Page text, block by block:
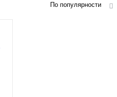
По популярности